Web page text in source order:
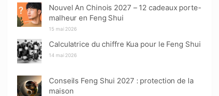
Nouvel An Chinois 2027 – 12 cadeaux porte-
malheur en Feng Shui
15 mai 2026
Calculatrice du chiffre Kua pour le Feng Shui
14 mai 2026
Conseils Feng Shui 2027 : protection de la
maison